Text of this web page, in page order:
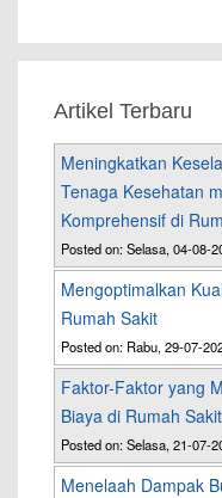
Artikel Terbaru
Meningkatkan
Tenaga Kesehatan
Komprehensif di
Posted on: Selasa, 04-08-
Mengoptimalkan
Rumah Sakit
Posted on: Rabu, 29-07-
Faktor-Faktor yang
Biaya di Rumah Sakit
Posted on: Selasa, 21-07-
Menelaah Dampak